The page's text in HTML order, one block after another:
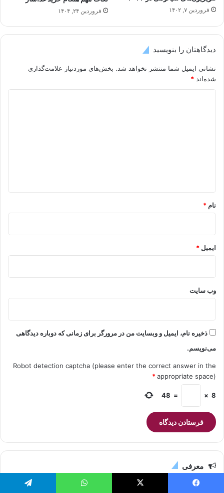
فروردین ۷, ۱۴۰۲ فروردین ۲۴, ۱۴۰۴
دیدگاهتان را بنویسید
نشانی ایمیل شما منتشر نخواهد شد. بخش‌های موردنیاز علامت‌گذاری
شده‌اند *
نام *
ایمیل *
وب‌ سایت
ذخیره نام، ایمیل و وبسایت من در مرورگر برای زمانی که دوباره دیدگاهی
می‌نویسم.
Robot detection captcha (please enter the correct answer in the
appropriate space)
*
8
×
=
48
معرفی